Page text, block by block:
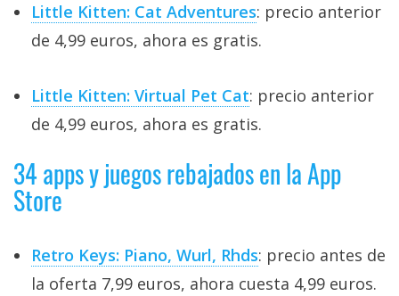
Little Kitten: Cat Adventures: precio anterior
de 4,99 euros, ahora es gratis.
Little Kitten: Virtual Pet Cat: precio anterior
de 4,99 euros, ahora es gratis.
34 apps y juegos rebajados en la App
Store
Retro Keys: Piano, Wurl, Rhds: precio antes de
la oferta 7,99 euros, ahora cuesta 4,99 euros.